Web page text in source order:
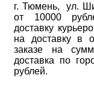
г. Тюмень, ул.
от 10000
доставку
на доставку в
заказе на
доставка по
рублей.